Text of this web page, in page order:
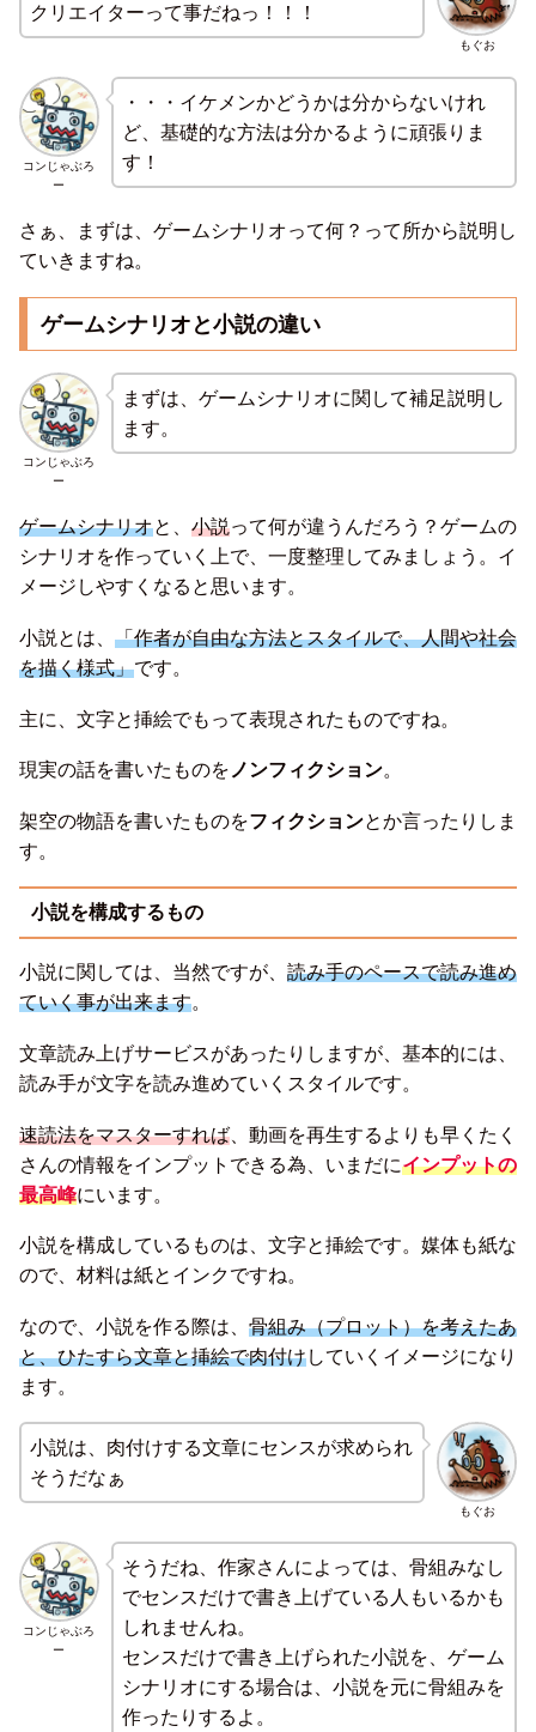
もぐお
クリエイターって事だねっ！！！
コンじゃぶろ
ー
・・・イケメンかどうかは分からないけれ
ど、基礎的な方法は分かるように頑張りま
す！
さぁ、まずは、ゲームシナリオって何？って所から説明し
ていきますね。
ゲームシナリオと小説の違い
コンじゃぶろ
ー
まずは、ゲームシナリオに関して補足説明し
ます。
ゲームシナリオと、 小説って何が違うんだろう？ゲームの
シナリオを作っていく上で、一度整理してみましょう。イ
メージしやすくなると思います。
小説とは、 「作者が自由な方法とスタイルで、人間や社会
を描く様式」です。
主に、文字と挿絵でもって表現されたものですね。
現実の話を書いたものを ノンフィクション。
架空の物語を書いたものをフィクションとか言ったりしま
す。
小説を構成するもの
小説に関しては、当然ですが、 読み手のペースで読み進め
ていく事が出来ます。
文章読み上げサービスがあったりしますが、基本的には、
読み手が文字を読み進めていくスタイルです。
速読法をマスターすれば 、動画を再生するよりも早くたく
さんの情報をインプットできる為、いまだにインプットの
最高峰にいます。
小説を構成しているものは、文字と挿絵です。媒体も紙な
ので、材料は紙とインクですね。
なので、小説を作る際は、 骨組み（プロット）を考えたあ
と、ひたすら文章と挿絵で肉付けしていくイメージになり
ます。
もぐお
小説は、肉付けする文章にセンスが求められ
そうだなぁ
コンじゃぶろ
ー
そうだね、作家さんによっては、骨組みなし
でセンスだけで書き上げている人もいるかも
しれませんね。
センスだけで書き上げられた小説を、ゲーム
シナリオにする場合は、小説を元に骨組みを
作ったりするよ。